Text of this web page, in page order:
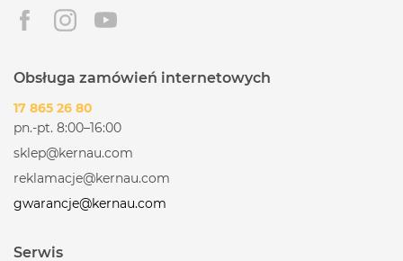
MOŻLIWOŚĆ PRACY JAKO POCHŁANIACZ LUB
WYCIĄG: TAK
TAK
OŚWIETLENIE: LISTWA LED
BARWA OŚWIETLENIA: 3000 K
STOPNIE PRACY WENTYLATORA: 3
2 FILTRY ALUMINIOWE: TAK
Obsługa zamówień internetowych
17 865 26 80
pn.-pt. 8:00–16:00
sklep@kernau.com
reklamacje@kernau.com
gwarancje@kernau.com
Serwis